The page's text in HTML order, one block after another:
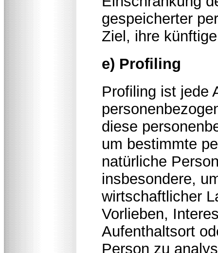
gespeicherter
Ziel, ihre
e) Profiling
Profiling ist jede
diese
um bestimmte
natürliche
insbesondere,
wirtschaftlicher
Vorlieben,
Aufenthaltsort
Person zu